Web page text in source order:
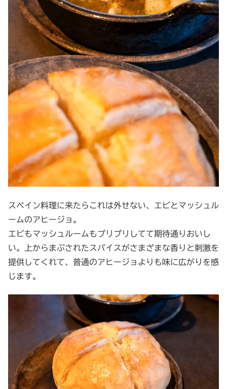
スペイン料理に来たらこれは外せない、エビとマッシュル
ームのアヒージョ。
エビもマッシュルームもプリプリしてて期待通りおいし
い。上からまぶされたスパイスがさまざまな香りと刺激を
提供してくれて、普通のアヒージョよりも味に広がりを感
じます。